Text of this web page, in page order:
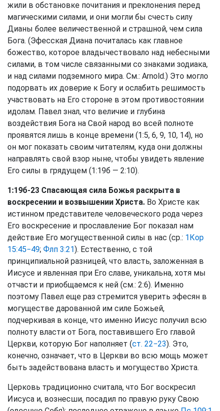
жили в обстановке почитания и преклонения перед
магическими силами, и они могли бы счесть силу
Дианы более величественной и страшной, чем сила
Бога. (Эфесская Диана почиталась как главное
божество, которое владычествовало над небесными
силами, в том числе связанными со знаками зодиака,
и над силами подземного мира. См.: Arnold.) Это могло
подорвать их доверие к Богу и ослабить решимость
участвовать на Его стороне в этом противостоянии
идолам. Павел знал, что величие и глубина
воздействия Бога на Свой народ во всей полноте
проявятся лишь в конце времени (1:5, 6, 9, 10, 14), но
он мог показать своим читателям, куда они должны
направлять свой взор ныне, чтобы увидеть явление
Его силы в грядущем (1:19б — 2:10).
1:19б-23 Спасающая сила Божья раскрыта в
воскресении и возвышении Христа. Во Христе как
истинном представителе человеческого рода через
Его воскресение и прославление Бог показал нам
действие Его могущественной силы в нас (ср.: 1Кор
15:45−49; Флп 3:21). Естественно, с той
принципиальной разницей, что власть, заложенная в
Иисусе и явленная при Его славе, уникальна, хотя мы
отчасти и приобщаемся к ней (см.: 2:6). Именно
поэтому Павел еще раз стремится уверить эфесян в
могуществе дарованной им силе Божьей,
подчеркивая в конце, что именно Иисус получил всю
полноту власти от Бога, поставившего Его главой
Церкви, которую Бог наполняет (ст. 22−23). Это,
конечно, означает, что в Церкви во всю мощь может
быть задействована власть и могущество Христа.
Церковь традиционно считала, что Бог воскресил
Иисуса и, вознесши, посадил по правую руку Свою